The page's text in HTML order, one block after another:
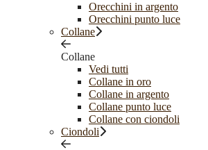
Orecchini in argento
Orecchini punto luce
Collane
Collane
Vedi tutti
Collane in oro
Collane in argento
Collane punto luce
Collane con ciondoli
Ciondoli